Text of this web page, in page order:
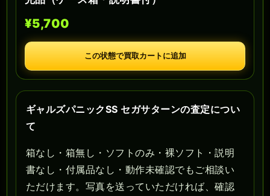
¥5,700
この状態で買取カートに追加
ギャルズパニックSS セガサターンの査定につい
て
箱なし・箱無し・ソフトのみ・裸ソフト・説明
書なし・付属品なし・動作未確認でもご相談い
ただけます。写真を送っていただければ、確認